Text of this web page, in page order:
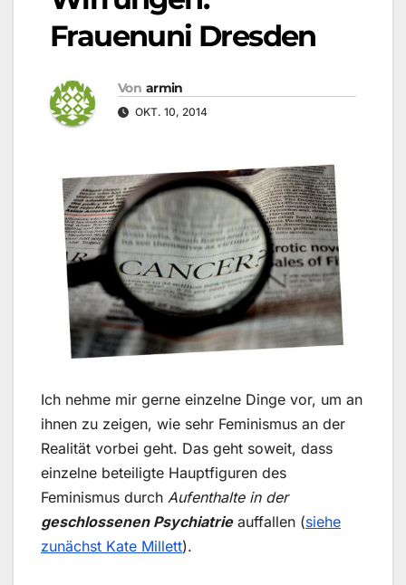
Frauenuni Dresden
Von armin
OKT. 10, 2014
Ich nehme mir gerne einzelne Dinge vor, um an
ihnen zu zeigen, wie sehr Feminismus an der
Realität vorbei geht. Das geht soweit, dass
einzelne beteiligte Hauptfiguren des
Feminismus durch Aufenthalte in der
geschlossenen Psychiatrieauffallen (siehe
zunächst Kate Millett).